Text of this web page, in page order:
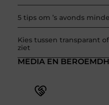
5 tips om ’s avonds
Kies tussen transparant
ziet
MEDIA EN